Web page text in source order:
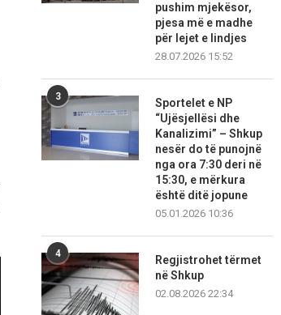
pushim mjekësor,
pjesa më e madhe
për lejet e lindjes
28.07.2026 15:52
3
Sportelet e NP
“Ujësjellësi dhe
Kanalizimi” – Shkup
nesër do të punojnë
nga ora 7:30 deri në
15:30, e mërkura
është ditë jopune
05.01.2026 10:36
4
Regjistrohet tërmet
në Shkup
02.08.2026 22:34